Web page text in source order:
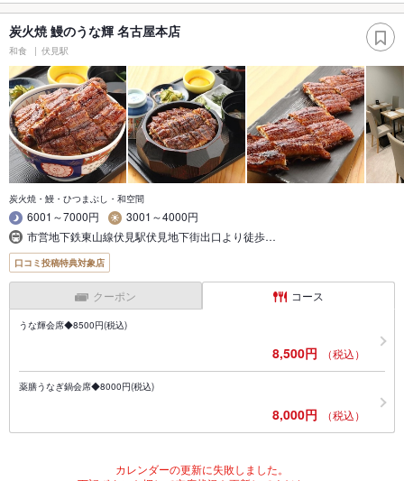
炭火焼 鰻のうな輝 名古屋本店
和食 伏見駅
炭火焼・鰻・ひつまぶし・和空間
6001～7000円
3001～4000円
市営地下鉄東山線伏見駅伏見地下街出口より徒歩…
口コミ投稿特典対象店
クーポン コース
うな輝会席◆8500円(税込)
8,500円 （税込）
薬膳うなぎ鍋会席◆8000円(税込)
8,000円 （税込）
カレンダーの更新に失敗しました。